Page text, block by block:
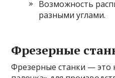
Возможность
разными углами.
Фрезерные
Фрезерные станки — это